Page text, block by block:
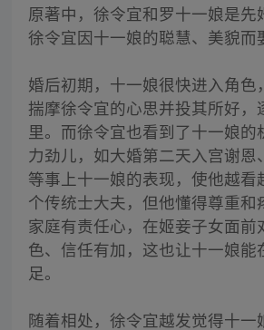
原著中，徐令宜和罗十一娘是先
徐令宜因十一娘的聪慧、美貌而
婚后初期，十一娘很快进入角色
揣摩徐令宜的心思并投其所好，
里。而徐令宜也看到了十一娘的
力劲儿，如大婚第二天入宫谢恩
等事上十一娘的表现，使他越看
个传统士大夫，但他懂得尊重和
家庭有责任心，在姬妾子女面前
色、信任有加，这也让十一娘能
足。
随着相处，徐令宜越发觉得十一